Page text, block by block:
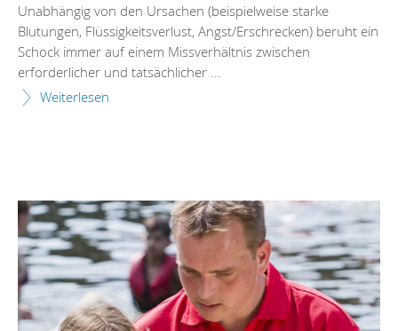
Unabhängig von den Ursachen (beispielweise starke
Blutungen, Flüssigkeitsverlust, Angst/Erschrecken) beruht ein
Schock immer auf einem Missverhältnis zwischen
erforderlicher und tatsächlicher ...
Weiterlesen